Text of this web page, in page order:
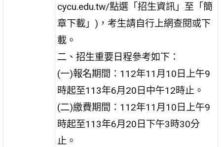
cycu.edu.tw/點選「招生資訊」至「簡
章下載」)，考生請自行上網查閱或下
載。
二、招生重要日程參考如下：
(一)報名期間：112年11月10日上午9
時起至113年6月20日中午12時止。
(二)繳費期間：112年11月10日上午9
時起至113年6月20日下午3時30分
止。